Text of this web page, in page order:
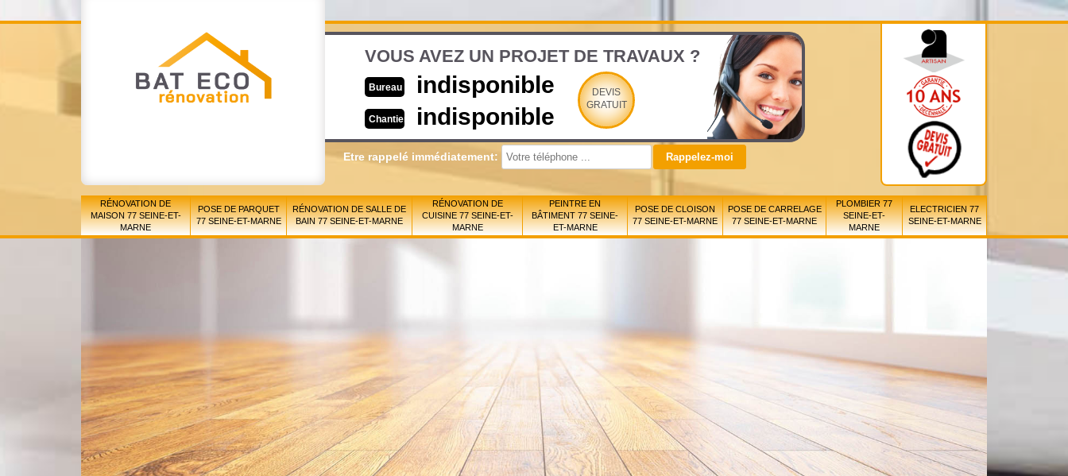
VOUS AVEZ UN PROJET DE TRAVAUX ?
Bureau indisponible
Chantier indisponible
DEVIS
GRATUIT
Etre rappelé immédiatement:
RÉNOVATION DE
MAISON 77 SEINE-ET-
MARNE
POSE DE PARQUET
77 SEINE-ET-MARNE
RÉNOVATION DE SALLE DE
BAIN 77 SEINE-ET-MARNE
RÉNOVATION DE
CUISINE 77 SEINE-ET-
MARNE
PEINTRE EN
BÂTIMENT 77 SEINE-
ET-MARNE
POSE DE CLOISON
77 SEINE-ET-MARNE
POSE DE CARRELAGE
77 SEINE-ET-MARNE
PLOMBIER 77
SEINE-ET-
MARNE
ELECTRICIEN 77
SEINE-ET-MARNE